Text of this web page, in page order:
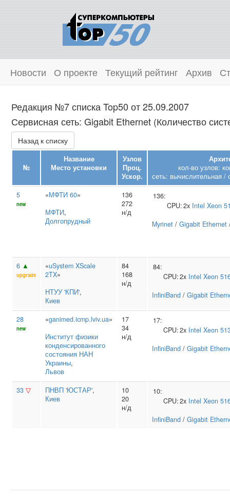
Новости О проекте Текущий рейтинг Архив
Редакция №7 списка Top50 от 25.09.2007
Сервисная сеть: Gigabit Ethernet (Количество
Назад к списку
№
Название
Место установки
Узлов
Проц.
Ускор.
кол-во узлов:
сеть: вычислительная /
5
new
«МФТИ 60»
МФТИ,
Долгопрудный
136
272
н/д
136:
CPU:2x Intel Xeon
Myrinet / Gigabit Ethernet
6 ▲
upgrade
«uSystem XScale
2TX»
НТУУ 'КПИ',
Киев
84
168
н/д
84:
CPU:2x Intel Xeon
InfiniBand / Gigabit
28
new
«ganimed.icmp.lviv.ua»
Институт физики
конденсированного
состояния НАН
Украины,
Львов
17
34
н/д
17:
CPU:2x Intel Xeon
InfiniBand / Gigabit
33 ▽ ПНВП 'ЮСТАР',
Киев
10
20
н/д
10:
CPU:2x Intel Xeon
InfiniBand / Gigabit